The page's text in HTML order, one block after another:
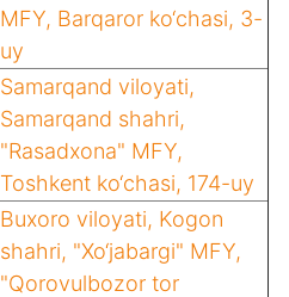
MFY, Barqaror ko‘chasi, 3-
uy
Samarqand viloyati,
Samarqand shahri,
"Rasadxona" MFY,
Toshkent ko‘chasi, 174-uy
Buxoro viloyati, Kogon
shahri, "Xo‘jabargi" MFY,
"Qorovulbozor tor